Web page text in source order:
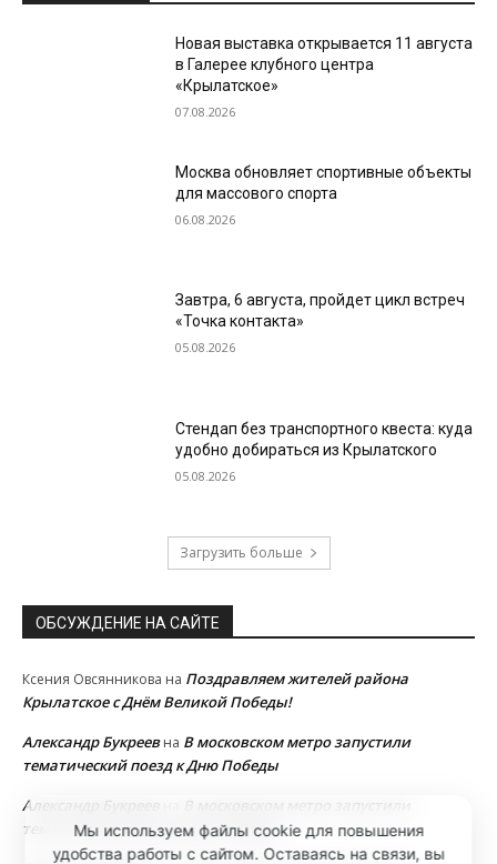
Новая выставка открывается 11 августа
в Галерее клубного центра
«Крылатское»
07.08.2026
Москва обновляет спортивные объекты
для массового спорта
06.08.2026
Завтра, 6 августа, пройдет цикл встреч
«Точка контакта»
05.08.2026
Стендап без транспортного квеста: куда
удобно добираться из Крылатского
05.08.2026
Загрузить больше
ОБСУЖДЕНИЕ НА САЙТЕ
Ксения Овсянникова на Поздравляем жителей района
Крылатское с Днём Великой Победы!
Александр Букреевна В московском метро запустили
тематический поезд к Дню Победы
Александр Букреев
В московском метро запустили
тематический поезд к Дню Победы
Мы используем файлы cookie для повышения
удобства работы с сайтом. Оставаясь на связи, вы